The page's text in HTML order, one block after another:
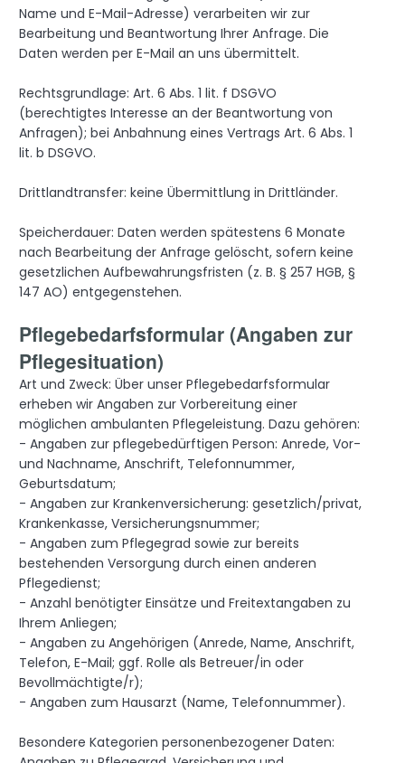
Name und E-Mail-Adresse) verarbeiten wir zur
Bearbeitung und Beantwortung Ihrer Anfrage. Die
Daten werden per E-Mail an uns übermittelt.
Rechtsgrundlage: Art. 6 Abs. 1 lit. f DSGVO
(berechtigtes Interesse an der Beantwortung von
Anfragen); bei Anbahnung eines Vertrags Art. 6 Abs. 1
lit. b DSGVO.
Drittlandtransfer: keine Übermittlung in Drittländer.
Speicherdauer: Daten werden spätestens 6 Monate
nach Bearbeitung der Anfrage gelöscht, sofern keine
gesetzlichen Aufbewahrungsfristen (z. B. § 257 HGB, §
147 AO) entgegenstehen.
Pflegebedarfsformular (Angaben zur
Pflegesituation)
Art und Zweck: Über unser Pflegebedarfsformular
erheben wir Angaben zur Vorbereitung einer
möglichen ambulanten Pflegeleistung. Dazu gehören:
- Angaben zur pflegebedürftigen Person: Anrede, Vor-
und Nachname, Anschrift, Telefonnummer,
Geburtsdatum;
- Angaben zur Krankenversicherung: gesetzlich/privat,
Krankenkasse, Versicherungsnummer;
- Angaben zum Pflegegrad sowie zur bereits
bestehenden Versorgung durch einen anderen
Pflegedienst;
- Anzahl benötigter Einsätze und Freitextangaben zu
Ihrem Anliegen;
- Angaben zu Angehörigen (Anrede, Name, Anschrift,
Telefon, E-Mail; ggf. Rolle als Betreuer/in oder
Bevollmächtigte/r);
- Angaben zum Hausarzt (Name, Telefonnummer).
Besondere Kategorien personenbezogener Daten: